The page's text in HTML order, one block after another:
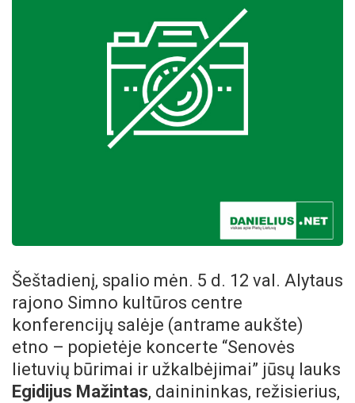
Šeštadienį, spalio mėn. 5 d. 12 val. Alytaus
rajono Simno kultūros centre
konferencijų salėje (antrame aukšte)
etno – popietėje koncerte “Senovės
lietuvių būrimai ir užkalbėjimai” jūsų lauks
Egidijus Mažintas, dainininkas, režisierius,